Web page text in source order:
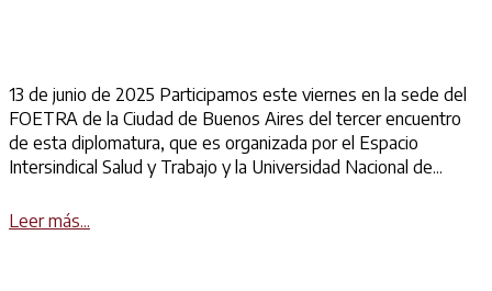
13 de junio de 2025 Participamos este viernes en la sede del
FOETRA de la Ciudad de Buenos Aires del tercer encuentro
de esta diplomatura, que es organizada por el Espacio
Intersindical Salud y Trabajo y la Universidad Nacional de...
Leer más...